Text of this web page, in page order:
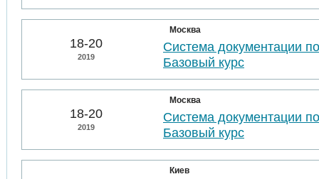
18-20
2019
Москва
Система документации
Базовый курс
18-20
2019
Москва
Система документации
Базовый курс
Киев